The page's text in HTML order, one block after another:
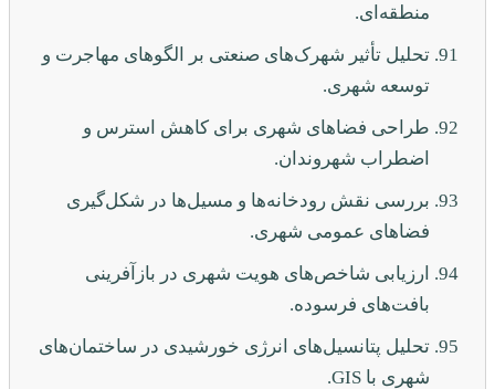
منطقه‌ای.
تحلیل تأثیر شهرک‌های صنعتی بر الگوهای مهاجرت و
توسعه شهری.
طراحی فضاهای شهری برای کاهش استرس و
اضطراب شهروندان.
بررسی نقش رودخانه‌ها و مسیل‌ها در شکل‌گیری
فضاهای عمومی شهری.
ارزیابی شاخص‌های هویت شهری در بازآفرینی
بافت‌های فرسوده.
تحلیل پتانسیل‌های انرژی خورشیدی در ساختمان‌های
شهری با GIS.